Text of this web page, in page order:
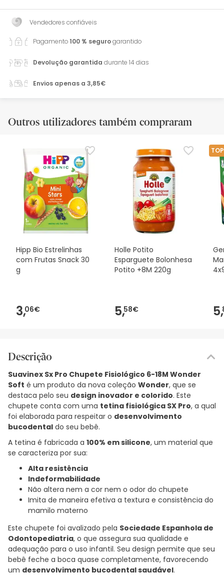
Vendedores confiáveis
Pagamento100 % segurogarantido
Devolução garantida durante 14 dias
Envios apenas a 3,85€
Outros utilizadores também compraram
Hipp Bio Estrelinhas
com Frutas Snack 30
g
3,06€
Holle Potito
Esparguete Bolonhesa
Potito +8M 220g
5,58€ 5,
Descrição
Suavinex Sx Pro Chupete Fisiológico 6-18M Wonder
Soft é um produto da nova coleção Wonder, que se
destaca pelo seu design inovador e colorido. Este
chupete conta com uma tetina fisiológica SX Pro, a qual
foi elaborada para respeitar o desenvolvimento
bucodental do seu bebê.
A tetina é fabricada a 100% em silicone, um material que
se caracteriza por sua:
Alta resistência
Indeformabilidade
Não altera nem a cor nem o odor do chupete
Imita de maneira efetiva a textura e consistência do
mamilo materno
Este chupete foi avalizado pela Sociedade Espanhola de
Odontopediatria, o que assegura sua qualidade e
adequação para o uso infantil. Seu design permite que seu
bebê feche a boca quase completamente, favorecendo
um desenvolvimento bucodental saudável.